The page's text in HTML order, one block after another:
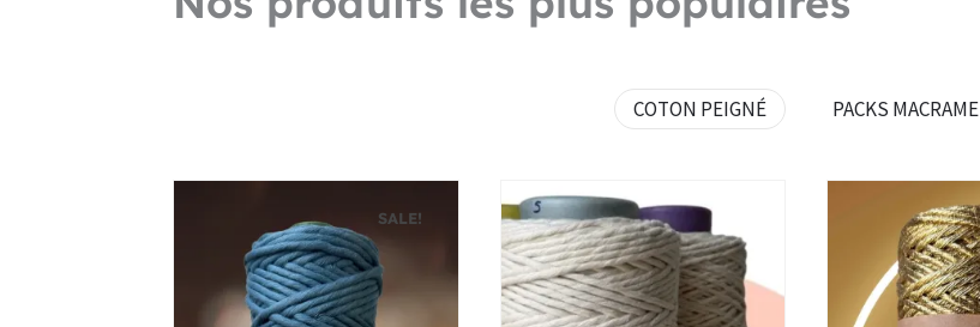
COTON PEIGNÉ PACKS MACRAME
SALE!